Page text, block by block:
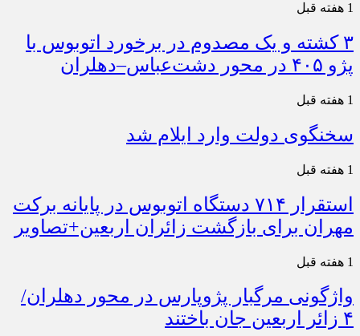
1 هفته قبل
۳ کشته و یک مصدوم در برخورد اتوبوس با
پژو ۴۰۵ در محور دشت‌عباس–دهلران
1 هفته قبل
سخنگوی دولت وارد ایلام شد
1 هفته قبل
استقرار ۷۱۴ دستگاه اتوبوس در پایانه برکت
مهران برای بازگشت زائران اربعین+تصاویر
1 هفته قبل
واژگونی مرگبار پژوپارس در محور دهلران/
۴ زائر اربعین جان باختند